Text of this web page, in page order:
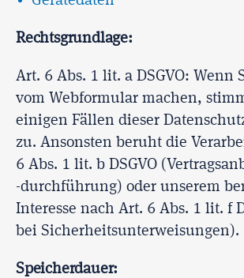
Rechtsgrundlage:
Art. 6 Abs. 1 lit. a DSGVO: Wenn
vom Webformular machen,
einigen Fällen dieser
zu. Ansonsten beruht die
6 Abs. 1 lit. b DSGVO
-durchführung) oder unserem
Interesse nach Art. 6 Abs. 1 lit. f
bei Sicherheitsunterweisungen).
Speicherdauer: